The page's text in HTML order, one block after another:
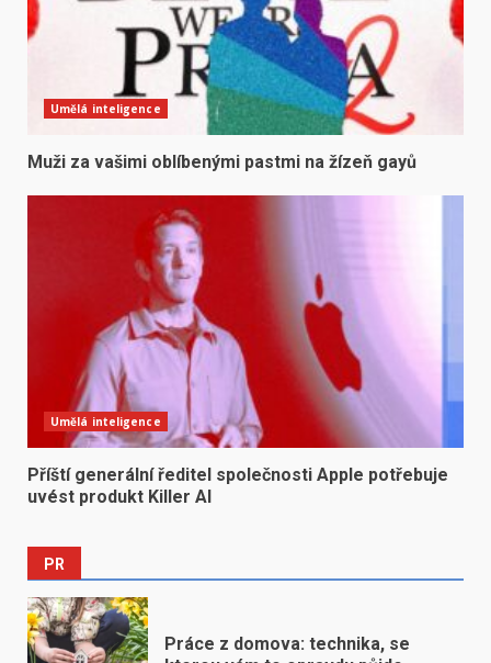
Umělá inteligence
Muži za vašimi oblíbenými pastmi na žízeň gayů
Umělá inteligence
Příští generální ředitel společnosti Apple potřebuje
uvést produkt Killer AI
PR
Práce z domova: technika, se